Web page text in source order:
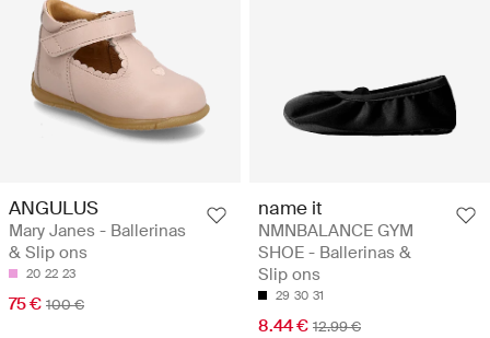
ANGULUS
Mary Janes - Ballerinas
& Slip ons
20 22 23
75 € 100 €
name it
NMNBALANCE GYM
SHOE - Ballerinas &
Slip ons
29 30 31
8.44 € 12.99 €